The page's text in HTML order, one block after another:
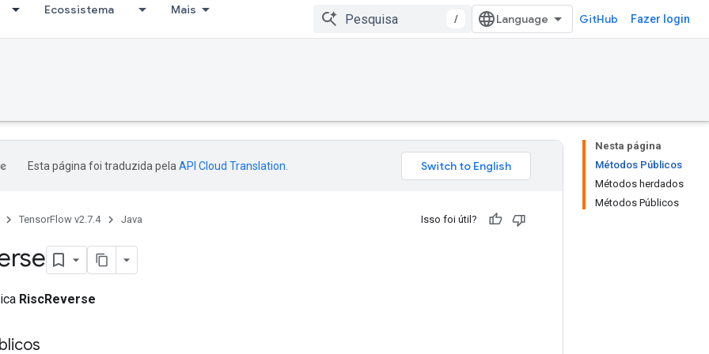
Ecossistema Mais
/ GitHub Fazer login
Nesta página
Métodos Públicos
Métodos herdados
Métodos Públicos
Esta página foi traduzida pela API Cloud Translation
TensorFlow v2.7.4 Java Isso foi útil?
RiscReverse